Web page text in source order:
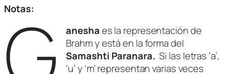
Notas:
aneshaes la representación de
Brahm y está en la forma del
Samashti Paranara. Si las letras ‘a’,
‘u’ y ‘m’ representan varias veces